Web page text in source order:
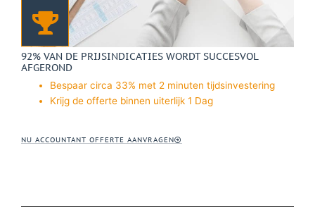
92% VAN DE PRIJSINDICATIES WORDT SUCCESVOL
AFGEROND
Bespaar circa 33% met 2 minuten tijdsinvestering
Krijg de offerte binnen uiterlijk 1 Dag
NU ACCOUNTANT OFFERTE AANVRAGEN